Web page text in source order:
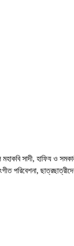
সাদী, হাফিয ও
পরিবেশনা,